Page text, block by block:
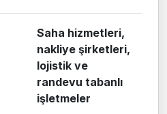
Saha hizmetleri,
nakliye şirketleri,
lojistik ve
randevu tabanlı
işletmeler